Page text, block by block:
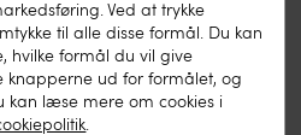
Ved at trykke
til alle disse formål. Du kan
hvilke formål du vil give
knapperne ud for formålet, og
kan læse mere om cookies i